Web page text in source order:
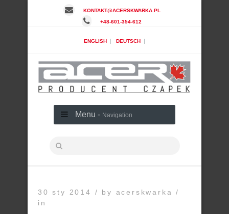
KONTAKT@ACERSKWARKA.PL
+48-601-354-612
ENGLISH | DEUTSCH |
Menu - Navigation
30 sty 2014 / by
acerskwarka /
in